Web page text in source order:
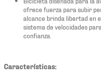
ofrece fuerza para subir
alcance brinda libertad en
sistema de velocidades
confianza.
Características: